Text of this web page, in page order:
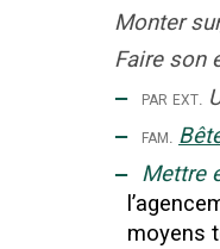
Monter
Faire son
‒ par ext.
‒ fam.
‒ Mettre
moyens